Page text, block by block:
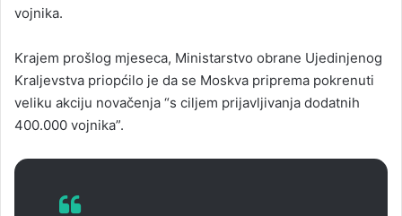
vojnika.
Krajem prošlog mjeseca, Ministarstvo obrane Ujedinjenog
Kraljevstva priopćilo je da se Moskva priprema pokrenuti
veliku akciju novačenja “s ciljem prijavljivanja dodatnih
400.000 vojnika”.